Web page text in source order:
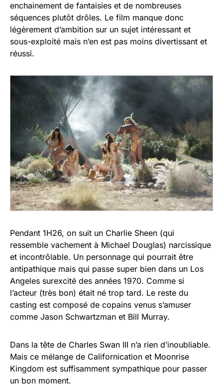
enchainement de fantaisies et de nombreuses
séquences plutôt drôles. Le film manque donc
légèrement d’ambition sur un sujet intéressant et
sous-exploité mais n’en est pas moins divertissant et
réussi.
Pendant 1H26, on suit un Charlie Sheen (qui
ressemble vachement à Michael Douglas) narcissique
et incontrôlable. Un personnage qui pourrait être
antipathique mais qui passe super bien dans un Los
Angeles surexcité des années 1970. Comme si
l’acteur (très bon) était né trop tard. Le reste du
casting est composé de copains venus s’amuser
comme Jason Schwartzman et Bill Murray.
Dans la tête de Charles Swan III n’a rien d’inoubliable.
Mais ce mélange de Californication et Moonrise
Kingdom est suffisamment sympathique pour passer
un bon moment.